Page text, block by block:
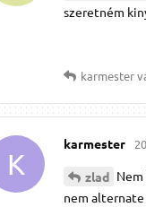
szeretném
karmester
K
karmester
zlad
nem